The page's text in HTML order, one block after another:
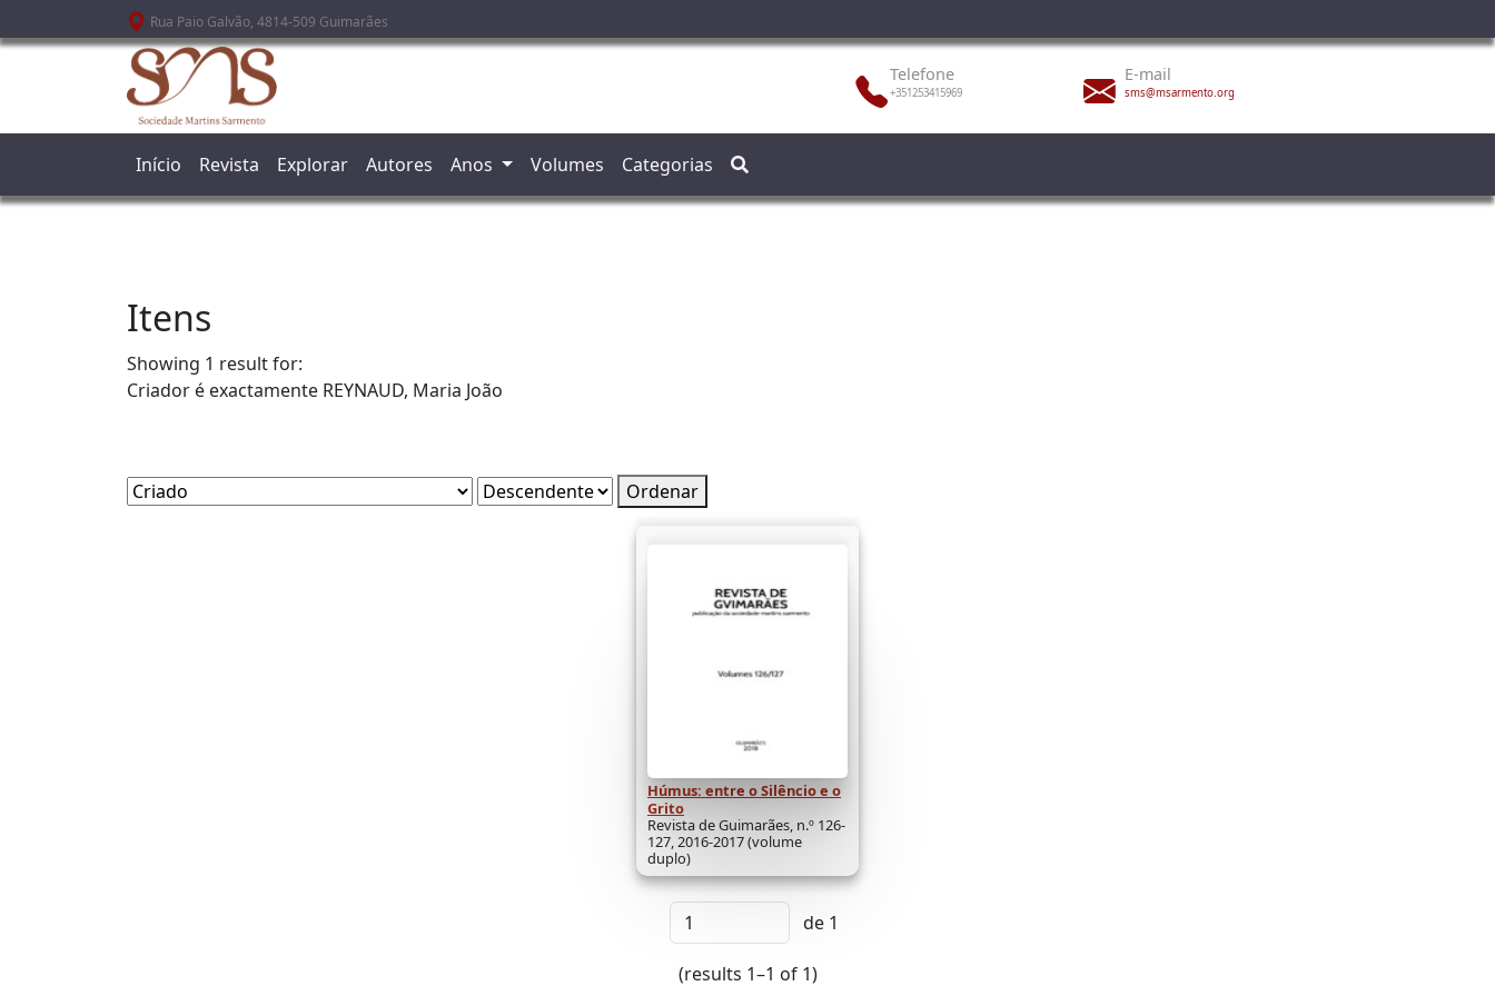
Passar para o conteúdo principal
Rua Paio Galvão, 4814-509 Guimarães
Telefone
+351253415969
E-mail
sms@msarmento.org
Início Revista Explorar Autores Anos Volumes Categorias
Itens
Showing 1 result for:
Criador é exactamente REYNAUD, Maria João
Ordenar
Húmus: entre o Silêncio e o
Grito
Revista de Guimarães, n.º 126-
127, 2016-2017 (volume
duplo)
de 1
(results 1–1 of 1)